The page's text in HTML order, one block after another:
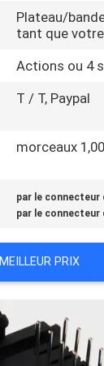
Plateau/
tant que
Actions ou 4
T / T, Paypal
morceaux
par le connecteur
par le connecteur
MEILLEUR PRIX